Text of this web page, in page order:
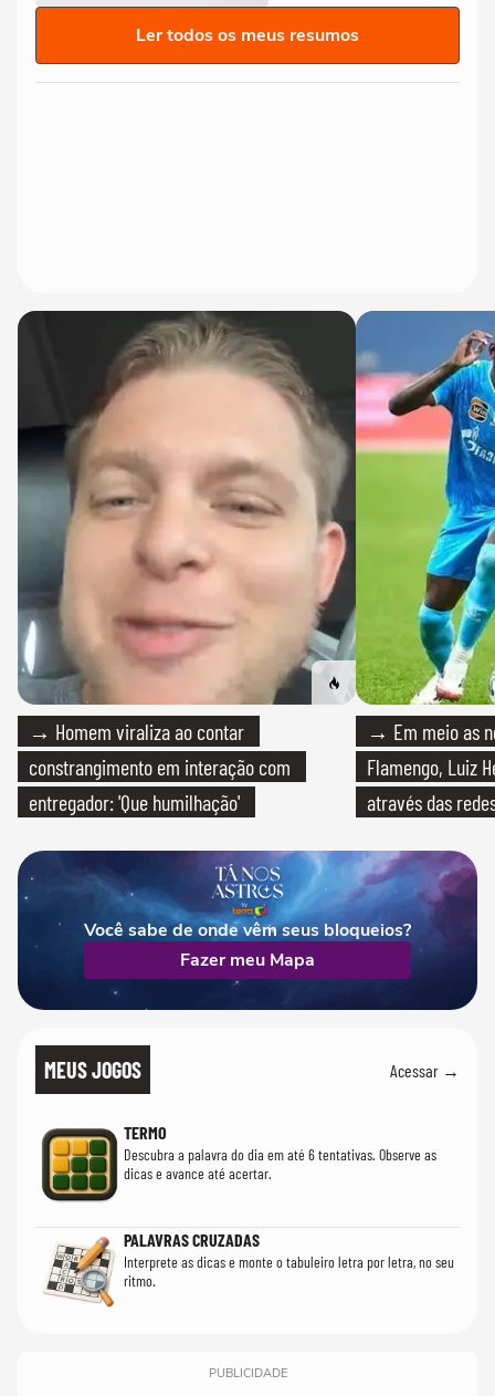
Ler todos os meus resumos
→ Homem viraliza ao contar
constrangimento em interação com
entregador: 'Que humilhação'
→ Em meio as
Flamengo, Luiz
através das
Você sabe de onde vêm seus bloqueios?
Fazer meu Mapa
MEUS JOGOS Acessar →
TERMO
Descubra a palavra do dia em até 6 tentativas. Observe as
dicas e avance até acertar.
PALAVRAS CRUZADAS
Interprete as dicas e monte o tabuleiro letra por letra, no seu
ritmo.
PUBLICIDADE